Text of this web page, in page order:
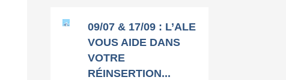
09/07 & 17/09 : L’ALE
VOUS AIDE DANS
VOTRE
RÉINSERTION...